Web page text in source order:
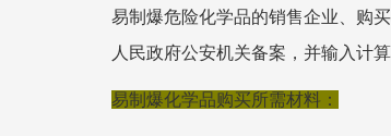
易制爆危险化学品的销售企业、购
人民政府公安机关备案，并输入计算
易制爆化学品购买所需材料：